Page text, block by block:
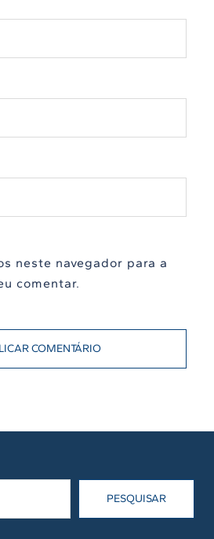
neste navegador para a
comentar.
PESQUISAR